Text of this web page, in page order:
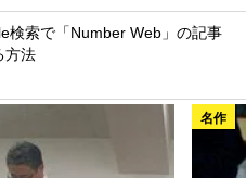
検索で「Number Web」の記事
方法
名作